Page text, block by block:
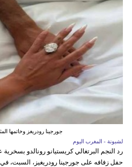
جورجينا رودريغز وخاتمها
لشبونة - المغرب اليوم
رد النجم البرتغالي كريستيانو رونالدو
حفل زفافه على جورجينا رودريغيز، السبت، في